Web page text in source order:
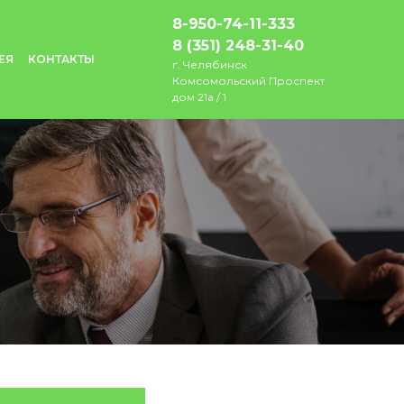
КОНТАКТЫ
8-950-74-11-333
8 (351) 248-31-40
г. Челябинск
Комсомольский Проспект
дом 21а / 1